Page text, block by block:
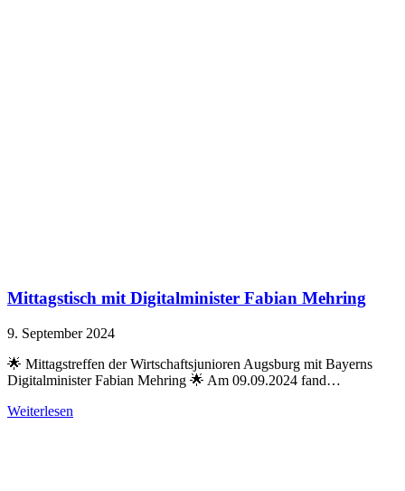
Mittagstisch mit Digitalminister Fabian Mehring
9. September 2024
🌟 Mittagstreffen der Wirtschaftsjunioren Augsburg mit Bayerns
Digitalminister Fabian Mehring 🌟 Am 09.09.2024 fand…
Weiterlesen